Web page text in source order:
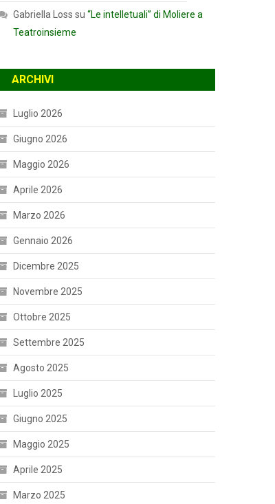
Gabriella Loss su“Le intelletuali” di Moliere a
Teatroinsieme
ARCHIVI
Luglio 2026
Giugno 2026
Maggio 2026
Aprile 2026
Marzo 2026
Gennaio 2026
Dicembre 2025
Novembre 2025
Ottobre 2025
Settembre 2025
Agosto 2025
Luglio 2025
Giugno 2025
Maggio 2025
Aprile 2025
Marzo 2025